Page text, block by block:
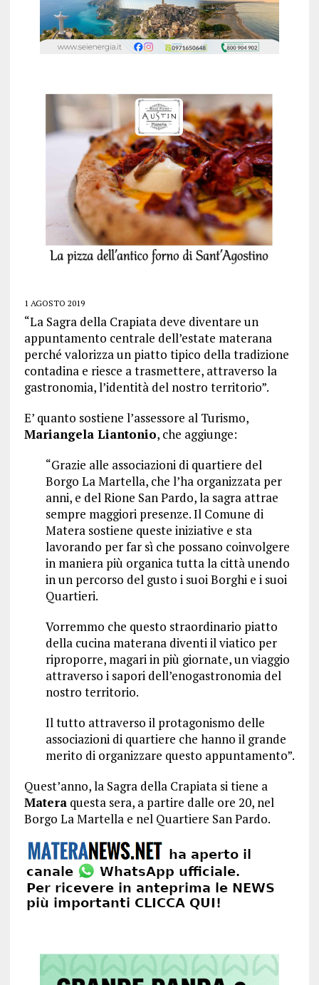
1 AGOSTO 2019
“La Sagra della Crapiata deve diventare un
appuntamento centrale dell’estate materana
perché valorizza un piatto tipico della tradizione
contadina e riesce a trasmettere, attraverso la
gastronomia, l’identità del nostro territorio”.
E’ quanto sostiene l’assessore al Turismo,
Mariangela Liantonio, che aggiunge:
“Grazie alle associazioni di quartiere del
Borgo La Martella, che l’ha organizzata per
anni, e del Rione San Pardo, la sagra attrae
sempre maggiori presenze. Il Comune di
Matera sostiene queste iniziative e sta
lavorando per far sì che possano coinvolgere
in maniera più organica tutta la città unendo
in un percorso del gusto i suoi Borghi e i suoi
Quartieri.
Vorremmo che questo straordinario piatto
della cucina materana diventi il viatico per
riproporre, magari in più giornate, un viaggio
attraverso i sapori dell’enogastronomia del
nostro territorio.
Il tutto attraverso il protagonismo delle
associazioni di quartiere che hanno il grande
merito di organizzare questo appuntamento”.
Quest’anno, la Sagra della Crapiata si tiene a
Materaquesta sera, a partire dalle ore 20, nel
Borgo La Martella e nel Quartiere San Pardo.